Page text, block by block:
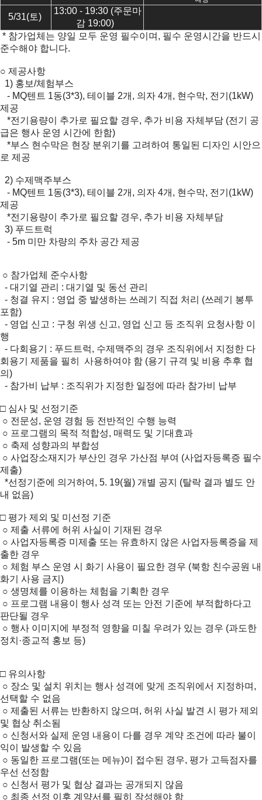
5/31(토)
13:00 - 19:30 (주문마
감 19:00)
* 참가업체는 양일 모두 운영 필수이며, 필수 운영시간을 반드시
준수해야 합니다.
○ 제공사항
1) 홍보/체험부스
- MQ텐트 1동(3*3), 테이블 2개, 의자 4개, 현수막, 전기(1kW)
제공
*전기용량이 추가로 필요할 경우, 추가 비용 자체부담 (전기 공
급은 행사 운영 시간에 한함)
*부스 현수막은 현장 분위기를 고려하여 통일된 디자인 시안으
로 제공
2) 수제맥주부스
- MQ텐트 1동(3*3), 테이블 2개, 의자 4개, 현수막, 전기(1kW)
제공
*전기용량이 추가로 필요할 경우, 추가 비용 자체부담
3) 푸드트럭
- 5m 미만 차량의 주차 공간 제공
○ 참가업체 준수사항
- 대기열 관리 : 대기열 및 동선 관리
- 청결 유지 : 영업 중 발생하는 쓰레기 직접 처리 (쓰레기 봉투
포함)
- 영업 신고 : 구청 위생 신고, 영업 신고 등 조직위 요청사항 이
행
- 다회용기 : 푸드트럭, 수제맥주의 경우 조직위에서 지정한 다
회용기 제품을 필히 사용하여야 함 (용기 규격 및 비용 추후 협
의)
- 참가비 납부 : 조직위가 지정한 일정에 따라 참가비 납부
□ 심사 및 선정기준
○ 전문성, 운영 경험 등 전반적인 수행 능력
○ 프로그램의 목적 적합성, 매력도 및 기대효과
○ 축제 성향과의 부합성
○ 사업장소재지가 부산인 경우 가산점 부여 (사업자등록증 필수
제출)
*선정기준에 의거하여, 5. 19(월) 개별 공지 (탈락 결과 별도 안
내 없음)
□ 평가 제외 및 미선정 기준
○ 제출 서류에 허위 사실이 기재된 경우
○ 사업자등록증 미제출 또는 유효하지 않은 사업자등록증을 제
출한 경우
○ 체험 부스 운영 시 화기 사용이 필요한 경우 (북항 친수공원 내
화기 사용 금지)
○ 생명체를 이용하는 체험을 기획한 경우
○ 프로그램 내용이 행사 성격 또는 안전 기준에 부적합하다고
판단될 경우
○ 행사 이미지에 부정적 영향을 미칠 우려가 있는 경우 (과도한
정치·종교적 홍보 등)
□ 유의사항
○ 장소 및 설치 위치는 행사 성격에 맞게 조직위에서 지정하며,
선택할 수 없음
○ 제출된 서류는 반환하지 않으며, 허위 사실 발견 시 평가 제외
및 협상 취소됨
○ 신청서와 실제 운영 내용이 다를 경우 계약 조건에 따라 불이
익이 발생할 수 있음
○ 동일한 프로그램(또는 메뉴)이 접수된 경우, 평가 고득점자를
우선 선정함
○ 신청서 평가 및 협상 결과는 공개되지 않음
○ 최종 선정 이후 계약서를 필히 작성해야 함